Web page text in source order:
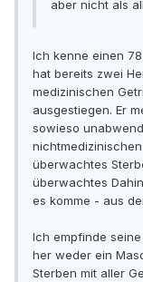
aber nicht als
Ich kenne einen
hat bereits zwei
medizinischen
ausgestiegen. Er
sowieso
überwachtes
überwachtes
es komme - aus
Ich empfinde
her weder ein
Sterben mit aller